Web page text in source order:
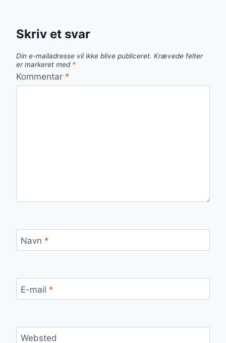
Skriv et svar
Din e-mailadresse vil ikke blive publiceret. Krævede felter
er markeret med *
Kommentar *
Navn *
E-mail *
Websted